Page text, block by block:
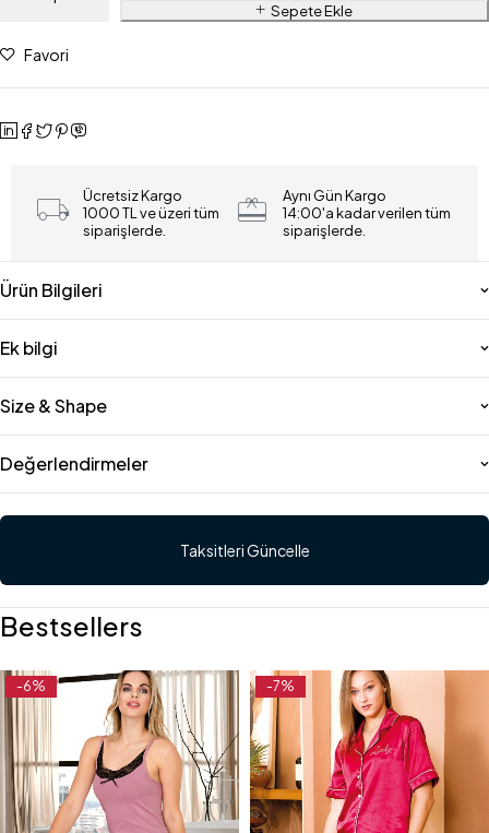
Sepete Ekle
Favori
Ücretsiz Kargo
1000 TL ve üzeri tüm
siparişlerde.
Aynı Gün Kargo
14:00'a kadar verilen tüm
siparişlerde.
Ürün Bilgileri
Ek bilgi
Size & Shape
Değerlendirmeler
Taksitleri Güncelle
Bestsellers
-6% -7%